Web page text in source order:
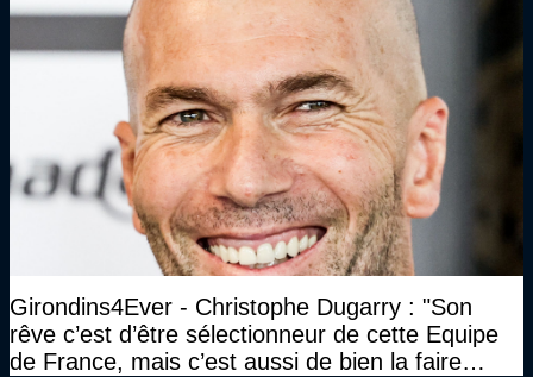
Girondins4Ever - Christophe Dugarry : "Son
rêve c’est d’être sélectionneur de cette Equipe
de France, mais c’est aussi de bien la faire